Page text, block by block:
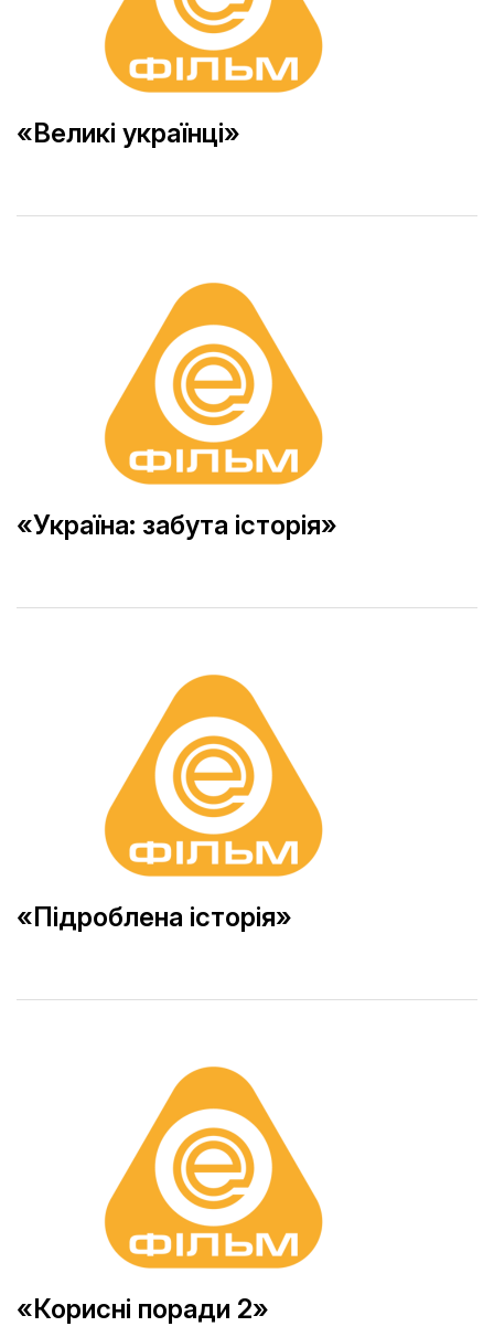
«Великі українці»
«Україна: забута історія»
«Підроблена історія»
«Корисні поради 2»